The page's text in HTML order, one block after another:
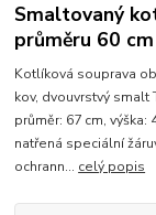
Smaltovaný
průměru 60
Kotlíková souprava
kov, dvouvrstvý smalt
průměr: 67 cm,
natřená speciální
ochrann... celý popis